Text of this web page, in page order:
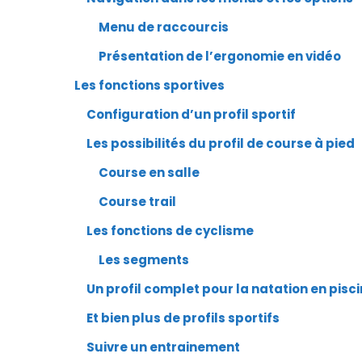
Menu de raccourcis
Présentation de l’ergonomie en vidéo
Les fonctions sportives
Configuration d’un profil sportif
Les possibilités du profil de course à pied
Course en salle
Course trail
Les fonctions de cyclisme
Les segments
Un profil complet pour la natation en
Et bien plus de profils sportifs
Suivre un entrainement